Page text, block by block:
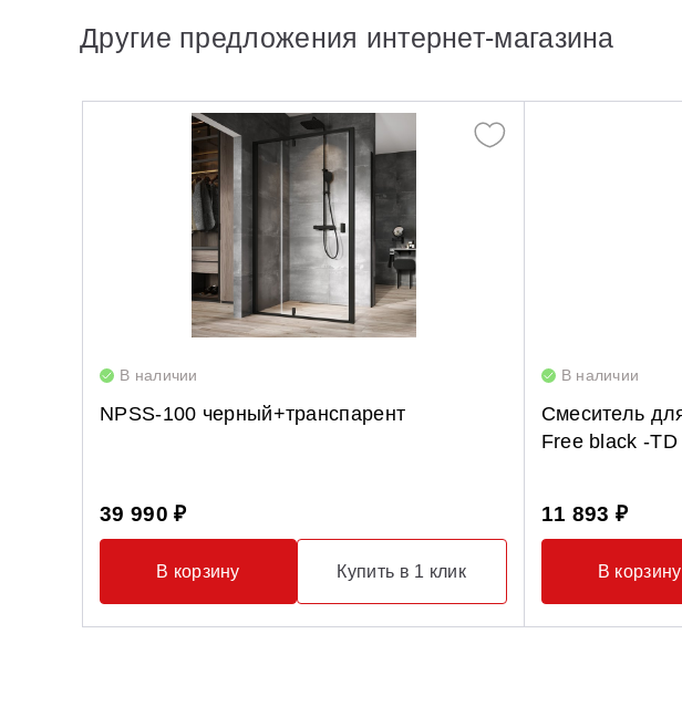
Другие предложения интернет-магазина
В наличии
NPSS-100 черный+транспарент
39 990 ₽
В корзину Купить в 1 клик
В наличии
Смеситель
Free black -
11 893 ₽
В корзину